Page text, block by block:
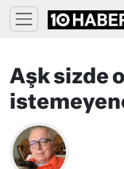
Aşk sizde